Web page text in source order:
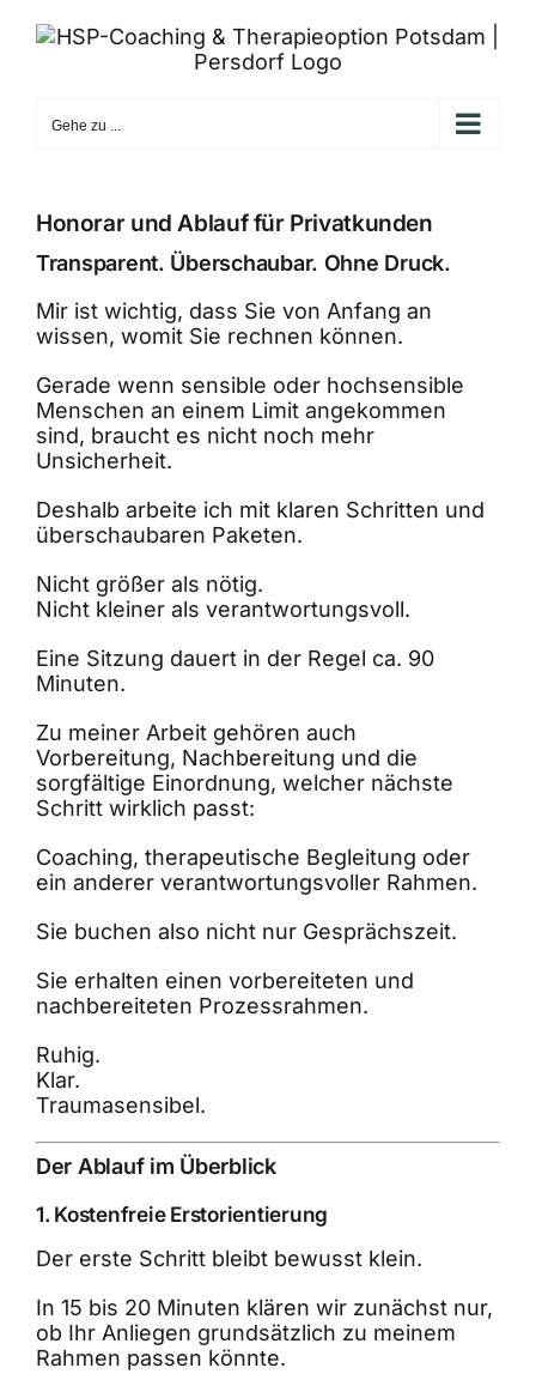
Inhalt
Gehe zu ...
Honorar und Ablauf für Privatkunden
Transparent. Überschaubar. Ohne Druck.
Mir ist wichtig, dass Sie von Anfang an
wissen, womit Sie rechnen können.
Gerade wenn sensible oder hochsensible
Menschen an einem Limit angekommen
sind, braucht es nicht noch mehr
Unsicherheit.
Deshalb arbeite ich mit klaren Schritten und
überschaubaren Paketen.
Nicht größer als nötig.
Nicht kleiner als verantwortungsvoll.
Eine Sitzung dauert in der Regel ca. 90
Minuten.
Zu meiner Arbeit gehören auch
Vorbereitung, Nachbereitung und die
sorgfältige Einordnung, welcher nächste
Schritt wirklich passt:
Coaching, therapeutische Begleitung oder
ein anderer verantwortungsvoller Rahmen.
Sie buchen also nicht nur Gesprächszeit.
Sie erhalten einen vorbereiteten und
nachbereiteten Prozessrahmen.
Ruhig.
Klar.
Traumasensibel.
Der Ablauf im Überblick
1. Kostenfreie Erstorientierung
Der erste Schritt bleibt bewusst klein.
In 15 bis 20 Minuten klären wir zunächst nur,
ob Ihr Anliegen grundsätzlich zu meinem
Rahmen passen könnte.